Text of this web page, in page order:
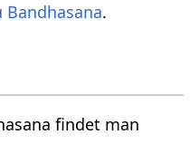
Bandhasana.
findet man